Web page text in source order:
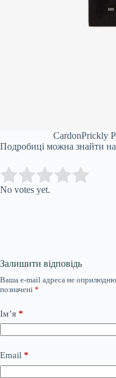
CardonPrickly
Подробиці можна знайти на
Rate this item:
No votes yet.
Залишити відповідь
Ваша e-mail адреса не
позначені *
Ім’я *
Email *